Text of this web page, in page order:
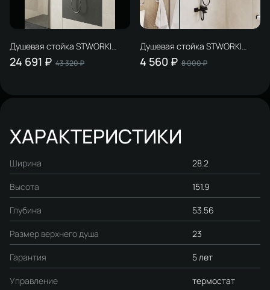
Душевая стойка STWORKI
Гётеборг S03165GB
вороненая сталь
24 691 ₽ 43 320 ₽
Душевая стойка STWORKI
Вестфолл WH626-MB черная
матовая
4 560 ₽ 8 000 ₽
ХАРАКТЕРИСТИКИ
Ширина 28.2
Высота 151.9
Глубина 53.56
Размер верхнего душа 23
Гарантия 5 лет
Управление термостат